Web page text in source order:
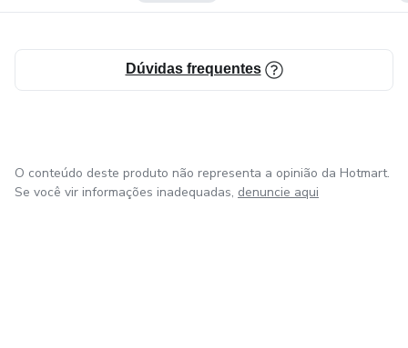
Dúvidas frequentes
O conteúdo deste produto não representa a opinião da Hotmart.
Se você vir informações inadequadas, denuncie aqui